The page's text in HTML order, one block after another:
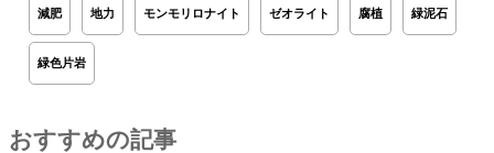
減肥 地力 モンモリロナイト ゼオライト 腐植 緑泥石
緑色片岩
おすすめの記事